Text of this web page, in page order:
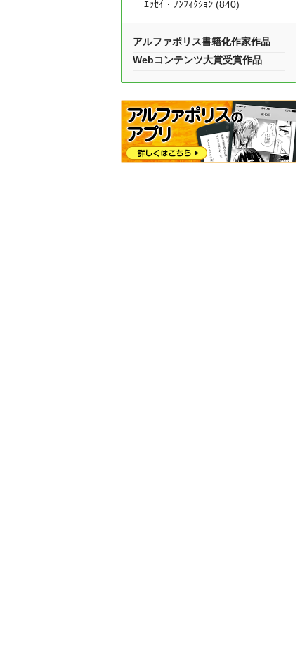
ｴｯｾｲ・ﾉﾝﾌｨｸｼｮﾝ (840)
アルファポリス書籍化作家作品
Webコンテンツ大賞受賞作品